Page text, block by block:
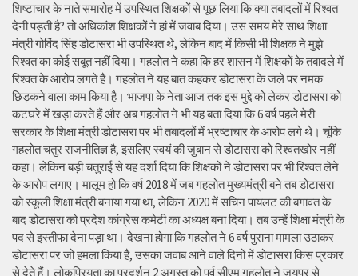
शिष्टाचार के नाते समारोह में उपस्थित शिक्षकों से पूछ लिया कि क्या तबादलों में रिश्वत
देनी पड़ती है? तो अधिकांश शिक्षकों ने हां में जवाब दिया। उस समय मेरे साथ शिक्षा
मंत्री गोविंद सिंह डोटासरा भी उपस्थित थे, लेकिन बाद में किसी भी शिक्षक ने मुझे
रिश्वत का कोई सबूत नहीं दिया। गहलोत ने कहा कि हर शासन में शिक्षकों के तबादले में
रिश्वत के आरोप लगते है। गहलोत ने यह बात कहकर डोटासरा के जले पर नमक
छिड़कने वाला काम किया है। भाजपा के नेता आज तक इस मुद्दे को लेकर डोटासरा को
कटघरे में खड़ा करते हैं और अब गहलोत ने भी यह बता दिया कि 6 वर्ष पहले मेरी
सरकार के शिक्षा मंत्री डोटासरा पर भी तबादलों में भ्रष्टाचार के आरोप लगे थे। चूंकि
गहलोत चतुर राजनीतिज्ञ है, इसलिए स्वयं की जुबान से डोटासरा को रिश्वतखोर नहीं
कहा। लेकिन बड़ी चतुराई से यह दर्शा दिया कि शिक्षकों ने डोटासरा पर भी रिश्वत लेने
के आरोप लगाए। मालूम हो कि वर्ष 2018 में जब गहलोत मुख्यमंत्री बने तब डोटासरा
को स्कूली शिक्षा मंत्री बनाया गया था, लेकिन 2020 में सचिन पायलट की बगावत के
बाद डोटासरा को प्रदेश कांग्रेस कमेटी का अध्यक्ष बना दिया। तब उन्हें शिक्षा मंत्री के
पद से इस्तीफा देना पड़ा था। देखना होगा कि गहलोत ने 6 वर्ष पुराना मामला उठाकर
डोटासरा पर जो हमला किया है, उसका जवाब आने वाले दिनों में डोटासरा किस प्रकार
से देते हैं। लोकप्रियता का प्रदर्शन 2 अगस्त को पूर्व सीएम गहलोत ने जयपुर से